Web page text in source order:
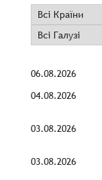
06.08.2026
04.08.2026
03.08.2026
03.08.2026